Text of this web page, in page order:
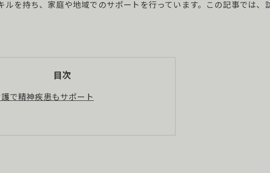
を持ち、家庭や地域でのサポートを行っています。この記事では、
目次
で精神疾患もサポート